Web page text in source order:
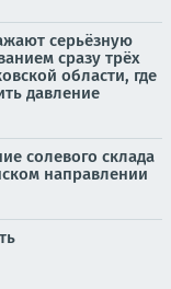
серьёзную
сразу трёх
области, где
давление
солевого склада
направлении